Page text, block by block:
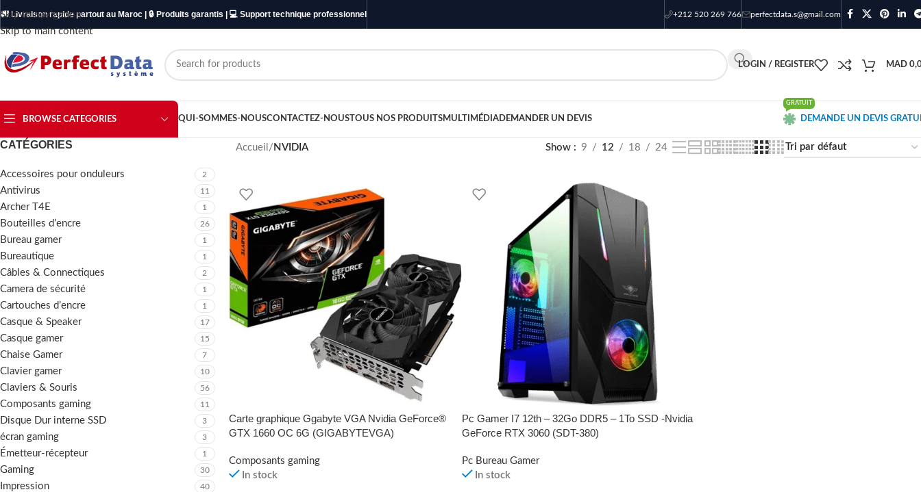
Skip to navigation
Skip to main content
🚚 Livraison rapide partout au Maroc | 🔒 Produits garantis | 💻 Support technique professionnel +212 520 269 766 perfectdata.s@gmail.com
LOGIN / REGISTER MAD
BROWSE CATEGORIES QUI-SOMMES-NOUSCONTACTEZ-NOUSTOUS NOS PRODUITSMULTIMÉDIADEMANDER UN DEVIS DEMANDE UN DEVIS
GRATUIT
CATÉGORIES
Accessoires pour onduleurs 2
Antivirus 11
Archer T4E 1
Bouteilles d’encre 26
Bureau gamer 1
Bureautique 1
Câbles & Connectiques 2
Camera de sécurité 1
Cartouches d’encre 1
Casque & Speaker 17
Casque gamer 15
Chaise Gamer 7
Clavier gamer 10
Claviers & Souris 56
Composants gaming 11
Disque Dur interne SSD 3
écran gaming 3
Émetteur-récepteur 1
Gaming 30
Impression 40
Accueil / NVIDIA Show 9 12 18 24
Carte graphique Ggabyte VGA Nvidia GeForce®
GTX 1660 OC 6G (GIGABYTEVGA)
Composants gaming
In stock
Pc Gamer I7 12th – 32Go DDR5 – 1To SSD -Nvidia
GeForce RTX 3060 (SDT-380)
Pc Bureau Gamer
In stock